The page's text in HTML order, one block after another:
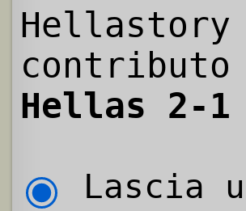
contributo
Hellas 2-1
Lascia